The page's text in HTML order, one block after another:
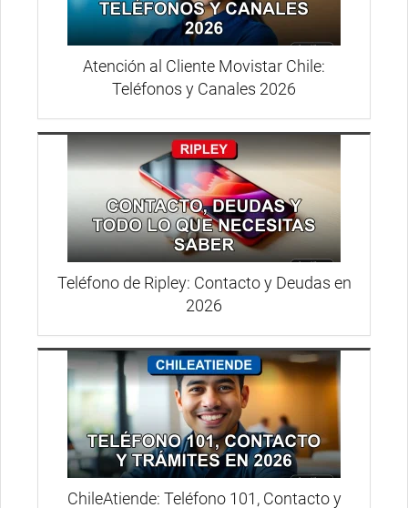
Atención al Cliente Movistar Chile:
Teléfonos y Canales 2026
Teléfono de Ripley: Contacto y Deudas en
2026
ChileAtiende: Teléfono 101, Contacto y